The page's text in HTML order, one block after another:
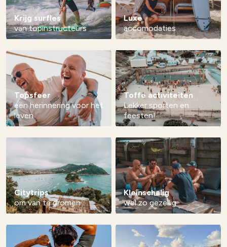
Krijg surfles
van topinstructeurs
Luxe
accomodaties
Topsfeer
een herinnering voor het
leven
Toffe activiteiten
Lekker sporten en
feesten!
Citytrips
om van te dromen
Kleinschalig
wel zo gezellig